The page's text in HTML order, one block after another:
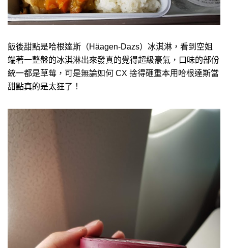
飯後甜點是哈根達斯（Häagen-Dazs）冰淇淋，看到空姐
端著一整盤的冰淇淋出來發真的覺得超級豪氣，口味的部份
統一都是草莓，可是無論如何 CX 捨得砸重本用哈根達斯當
甜點真的是太狂了！